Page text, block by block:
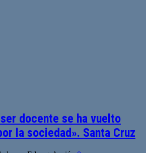
docente se ha vuelto
la sociedad». Santa Cruz